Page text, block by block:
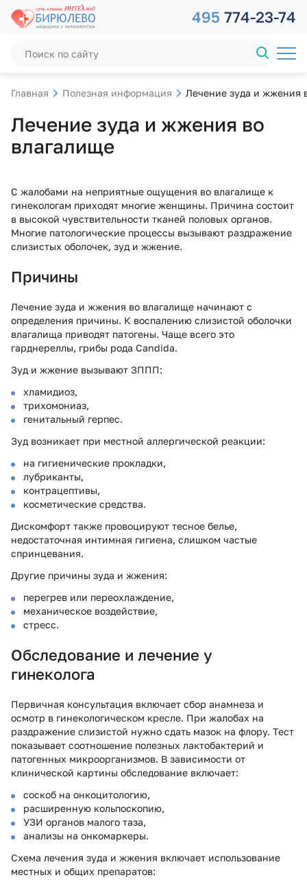
495 774-23-74
Главная Полезная информация Лечение зуда и жжения
Лечение зуда и жжения во
влагалище
С жалобами на неприятные ощущения во влагалище к
гинекологам приходят многие женщины. Причина состоит
в высокой чувствительности тканей половых органов.
Многие патологические процессы вызывают раздражение
слизистых оболочек, зуд и жжение.
Причины
Лечение зуда и жжения во влагалище начинают с
определения причины. К воспалению слизистой оболочки
влагалища приводят патогены. Чаще всего это
гарднереллы, грибы рода Candida.
Зуд и жжение вызывают ЗППП:
хламидиоз,
трихомониаз,
генитальный герпес.
Зуд возникает при местной аллергической реакции:
на гигиенические прокладки,
лубриканты,
контрацептивы,
косметические средства.
Дискомфорт также провоцируют тесное белье,
недостаточная интимная гигиена, слишком частые
спринцевания.
Другие причины зуда и жжения:
перегрев или переохлаждение,
механическое воздействие,
стресс.
Обследование и лечение у
гинеколога
Первичная консультация включает сбор анамнеза и
осмотр в гинекологическом кресле. При жалобах на
раздражение слизистой нужно сдать мазок на флору. Тест
показывает соотношение полезных лактобактерий и
патогенных микроорганизмов. В зависимости от
клинической картины обследование включает:
соскоб на онкоцитологию,
расширенную кольпоскопию,
УЗИ органов малого таза,
анализы на онкомаркеры.
Схема лечения зуда и жжения включает использование
местных и общих препаратов: